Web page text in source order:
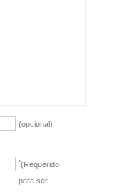
(opcional)
*(Requerido
para ser